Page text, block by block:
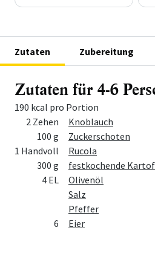
Zutaten Zubereitung
Zutaten für 4-6
190 kcal pro Portion
MengeZutat
2 Zehen
Knoblauch
100 g
Zuckerschoten
1 Handvoll
Rucola
300 g
festkochende
4 EL
Olivenöl
Salz
Pfeffer
6
Eier